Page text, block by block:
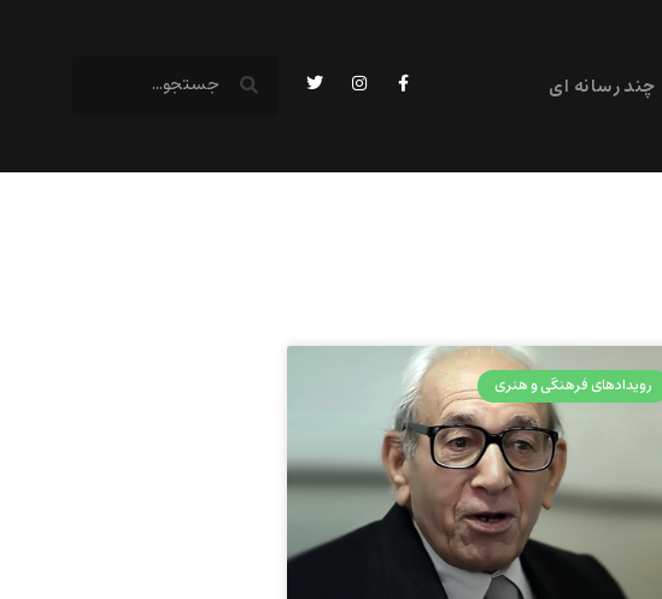
چند رسانه ای
رویدادهای فرهنگی و هنری